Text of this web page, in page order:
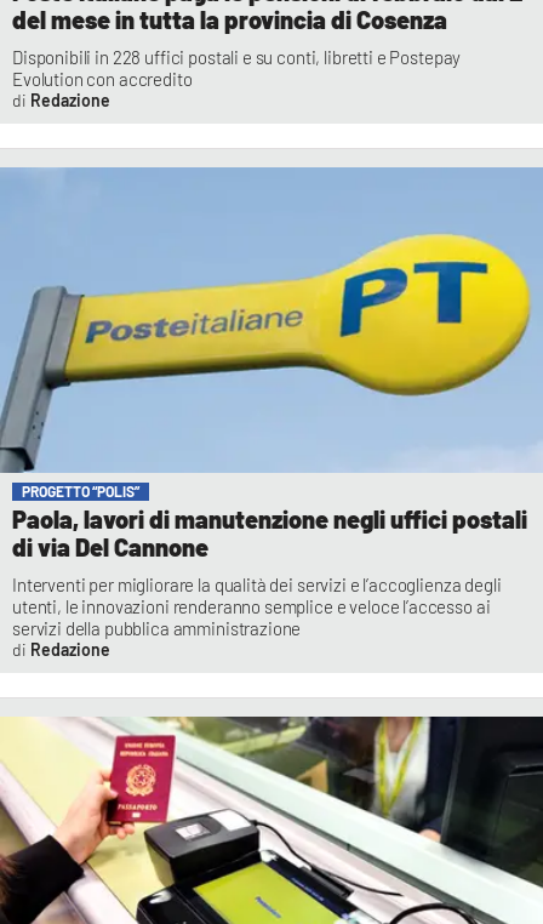
del mese in tutta la provincia di Cosenza
Disponibili in 228 uffici postali e su conti, libretti e Postepay
Evolution con accredito
Redazione
PROGETTO “POLIS”
Paola, lavori di manutenzione negli uffici postali
di via Del Cannone
Interventi per migliorare la qualità dei servizi e l’accoglienza degli
utenti, le innovazioni renderanno semplice e veloce l’accesso ai
servizi della pubblica amministrazione
Redazione